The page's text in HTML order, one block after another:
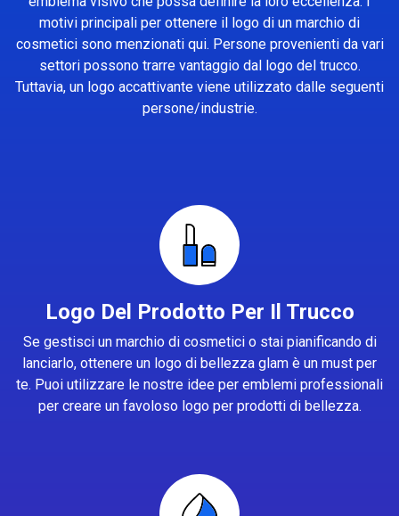
motivi principali per ottenere il logo di un marchio di
cosmetici sono menzionati qui. Persone provenienti da vari
settori possono trarre vantaggio dal logo del trucco.
Tuttavia, un logo accattivante viene utilizzato dalle seguenti
persone/industrie.
Logo Del Prodotto Per Il Trucco
Se gestisci un marchio di cosmetici o stai pianificando di
lanciarlo, ottenere un logo di bellezza glam è un must per
te. Puoi utilizzare le nostre idee per emblemi professionali
per creare un favoloso logo per prodotti di bellezza.